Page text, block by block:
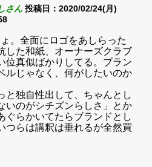
さん 投稿日：2020/02/24(月)
。全面にロゴをあしらった
した和紙、オーナーズクラブ
位真似ばかりしてる。ブラン
ルじゃなく、何がしたいのか
と独自性出して、ちゃんとし
いのがシチズンらしさ」とか
ぐらかいてたらブランドとし
つらは講釈は垂れるが全然買